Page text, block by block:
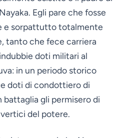
Egli pare che fosse
e sorpattutto totalmente
tanto che fece carriera
doti militari al
in un periodo storico
doti di condottiero di
battaglia gli permisero di
del potere.